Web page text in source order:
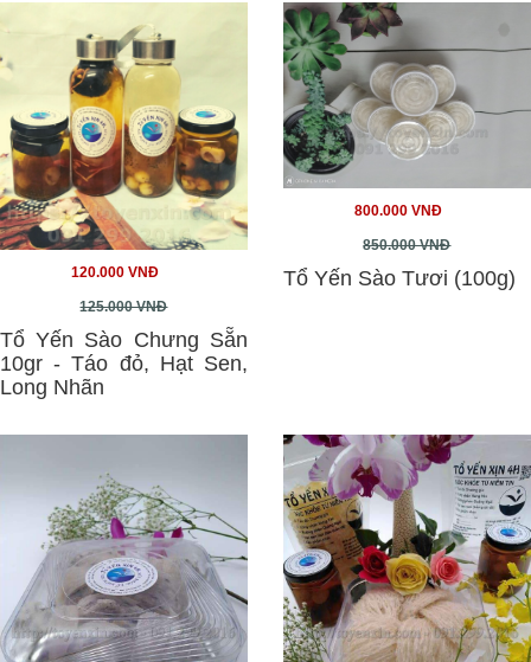
120.000 VNĐ
125.000 VNĐ
Tổ Yến Sào Chưng Sẵn
10gr - Táo đỏ, Hạt Sen,
Long Nhãn
800.000 VNĐ
850.000 VNĐ
Tổ Yến Sào Tươi (100g)